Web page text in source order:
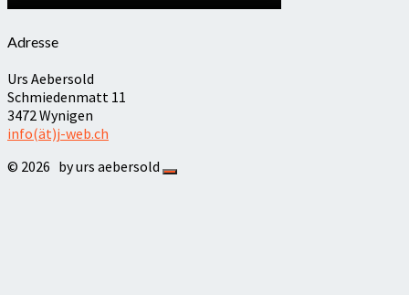
Adresse
Urs Aebersold
Schmiedenmatt 11
3472 Wynigen
info(ät)j-web.ch
© 2026 by urs aebersold